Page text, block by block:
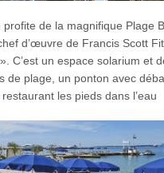
de la magnifique Plage
d’œuvre de Francis Scott
C’est un espace solarium et
de plage, un ponton avec
les pieds dans l’eau